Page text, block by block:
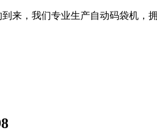
来，我们专业生产自动码袋机，